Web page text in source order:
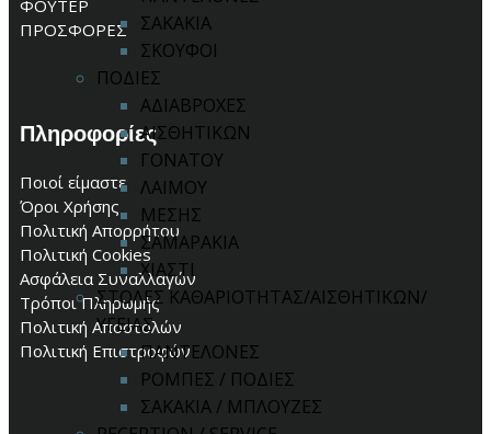
ΣΑΚΑΚΙΑ
ΣΚΟΥΦΟΙ
ΠΟΔΙΕΣ
ΑΔΙΑΒΡΟΧΕΣ
ΑΙΣΘΗΤΙΚΩΝ
ΓΟΝΑΤΟΥ
ΛΑΙΜΟΥ
ΜΕΣΗΣ
ΣΑΜΑΡΑΚΙΑ
ΧΙΑΣΤΙ
ΣΤΟΛΕΣ ΚΑΘΑΡΙΟΤΗΤΑΣ/ΑΙΣΘΗΤΙΚΩΝ/
ΥΓΕΙΑΣ
ΠΑΝΤΕΛΟΝΕΣ
ΡΟΜΠΕΣ / ΠΟΔΙΕΣ
ΣΑΚΑΚΙΑ / ΜΠΛΟΥΖΕΣ
ΦΟΥΤΕΡ
ΠΡΟΣΦΟΡΕΣ
Πληροφορίες
Ποιοί είμαστε
Όροι Χρήσης
Πολιτική Απορρήτου
Πολιτική Cookies
Ασφάλεια Συναλλαγών
Τρόποι Πληρωμής
Πολιτική Αποστολών
Πολιτική Επιστροφών